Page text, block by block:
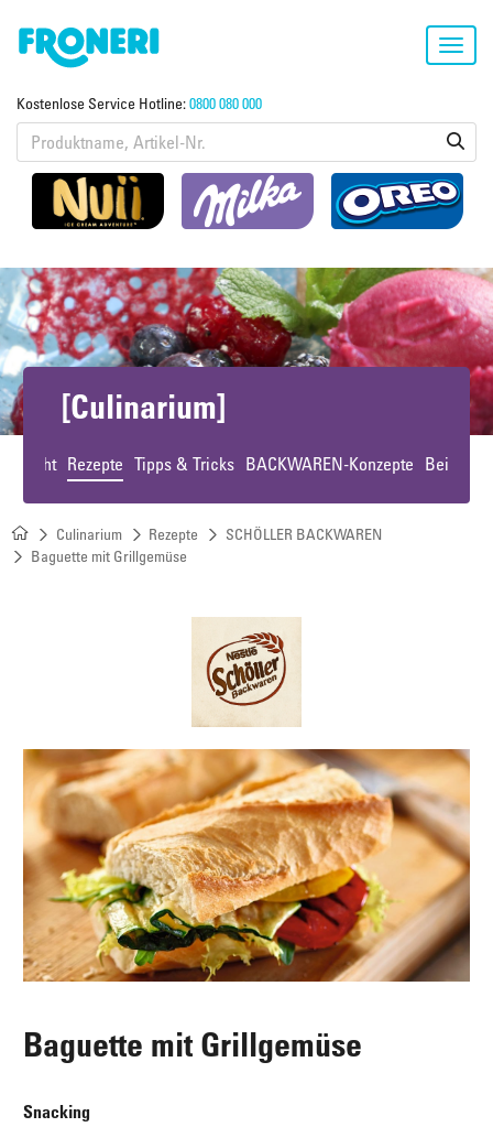
Kostenlose Service Hotline:0800 080 000
[Culinarium]
Rezepte Tipps & Tricks BACKWAREN-Konzepte Beiträge
Culinarium Rezepte
SCHÖLLER BACKWAREN
Baguette mit Grillgemüse
Baguette mit Grillgemüse
Snacking